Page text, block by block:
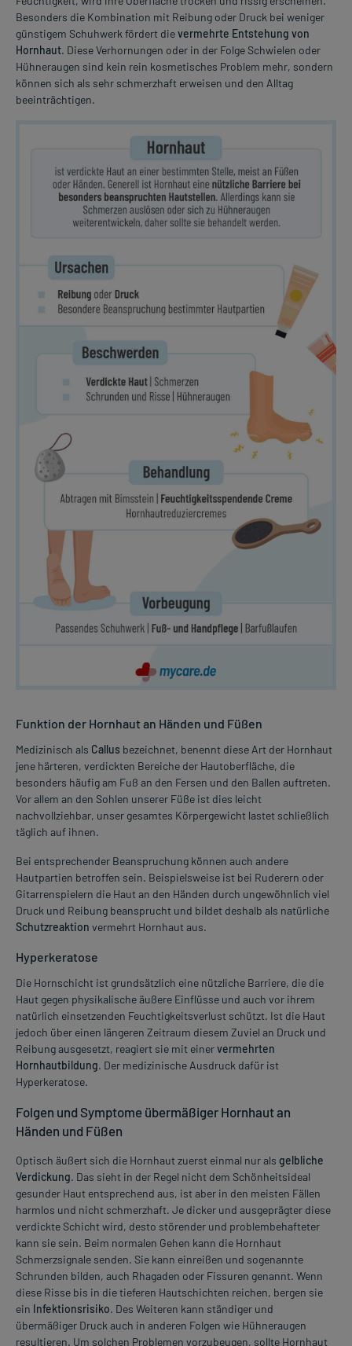
Besonders die Kombination mit Reibung oder Druck bei weniger
günstigem Schuhwerk fördert dievermehrte Entstehung von
Hornhaut. Diese Verhornungen oder in der Folge Schwielen oder
Hühneraugen sind kein rein kosmetisches Problem mehr, sondern
können sich als sehr schmerzhaft erweisen und den Alltag
beeinträchtigen.
Funktion der Hornhaut an Händen und Füßen
Medizinisch als Callus bezeichnet, benennt diese Art der Hornhaut
jene härteren, verdickten Bereiche der Hautoberfläche, die
besonders häufig am Fuß an den Fersen und den Ballen auftreten.
Vor allem an den Sohlen unserer Füße ist dies leicht
nachvollziehbar, unser gesamtes Körpergewicht lastet schließlich
täglich auf ihnen.
Bei entsprechender Beanspruchung können auch andere
Hautpartien betroffen sein. Beispielsweise ist bei Ruderern oder
Gitarrenspielern die Haut an den Händen durch ungewöhnlich viel
Druck und Reibung beansprucht und bildet deshalb als natürliche
Schutzreaktion vermehrt Hornhaut aus.
Hyperkeratose
Die Hornschicht ist grundsätzlich eine nützliche Barriere, die die
Haut gegen physikalische äußere Einflüsse und auch vor ihrem
natürlich einsetzenden Feuchtigkeitsverlust schützt. Ist die Haut
jedoch über einen längeren Zeitraum diesem Zuviel an Druck und
Reibung ausgesetzt, reagiert sie mit einervermehrten
Hornhautbildung. Der medizinische Ausdruck dafür ist
Hyperkeratose.
Folgen und Symptome übermäßiger Hornhaut an
Händen und Füßen
Optisch äußert sich die Hornhaut zuerst einmal nur als gelbliche
Verdickung. Das sieht in der Regel nicht dem Schönheitsideal
gesunder Haut entsprechend aus, ist aber in den meisten Fällen
harmlos und nicht schmerzhaft. Je dicker und ausgeprägter diese
verdickte Schicht wird, desto störender und problembehafteter
kann sie sein. Beim normalen Gehen kann die Hornhaut
Schmerzsignale senden. Sie kann einreißen und sogenannte
Schrunden bilden, auch Rhagaden oder Fissuren genannt. Wenn
diese Risse bis in die tieferen Hautschichten reichen, bergen sie
ein Infektionsrisiko. Des Weiteren kann ständiger und
übermäßiger Druck auch in anderen Folgen wie Hühneraugen
resultieren. Um solchen Problemen vorzubeugen, sollte Hornhaut